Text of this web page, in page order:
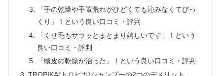
「手の乾燥や手置荒れがひどくても沁みなくてびっ
くり」！という良い口コミ・評判
「くせ毛もサラッとまとまり嬉しいです」！という
良い口コミ・評判
「頭皮の乾燥が治った」！という良い口コミ・評判